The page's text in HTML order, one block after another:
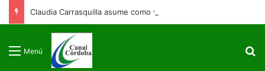
Claudia Carrasquilla asume como viceministra de Defensa
Menú